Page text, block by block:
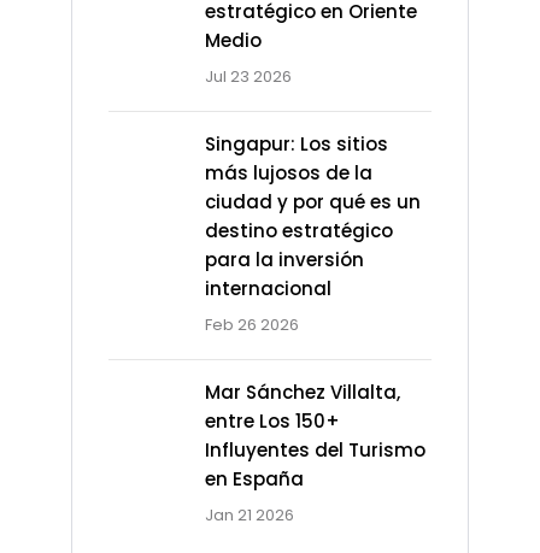
estratégico en Oriente
Medio
Jul 23 2026
Singapur: Los sitios
más lujosos de la
ciudad y por qué es un
destino estratégico
para la inversión
internacional
Feb 26 2026
Mar Sánchez Villalta,
entre Los 150+
Influyentes del Turismo
en España
Jan 21 2026